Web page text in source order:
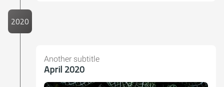
2020
Another subtitle
April 2020